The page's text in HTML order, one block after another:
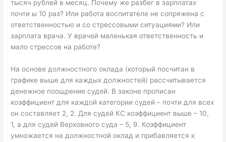
тысяч рублей в месяц. Почему же разбег в зарплатах
почти ы 10 раз? Или работа воспитателе не сопряжена с
ответственностью и со стрессовыми ситуациями? Или
зарплата врача. У врачей маленькая ответственность и
мало стрессов на работе?
На основе должностного оклада (который посчитан в
графике выше для каждых должностей) рассчитывается
денежное поощрение судей. В законе прописан
коэффициент для каждой категории судей – почти для всех
он составляет 2, 2. Для судей КС коэффициент выше – 10,
1, а для судей Верховного суда – 5, 9. Коэффициент
умножается на должностной оклад и прибавляется к